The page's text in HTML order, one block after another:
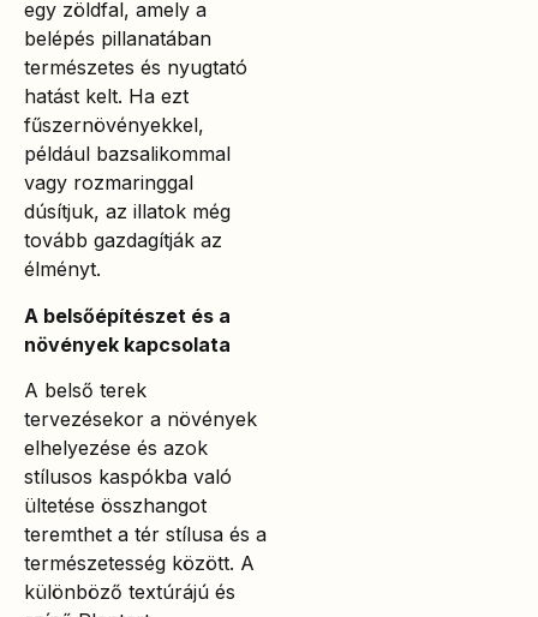
egy zöldfal, amely a
belépés pillanatában
természetes és nyugtató
hatást kelt. Ha ezt
fűszernövényekkel,
például bazsalikommal
vagy rozmaringgal
dúsítjuk, az illatok még
tovább gazdagítják az
élményt.
A belsőépítészet és a
növények kapcsolata
A belső terek
tervezésekor a növények
elhelyezése és azok
stílusos kaspókba való
ültetése összhangot
teremthet a tér stílusa és a
természetesség között. A
különböző textúrájú és